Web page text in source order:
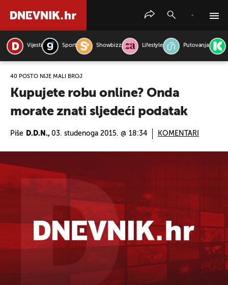
Vijesti Sport Showbizz Lifestyle Putovanja
40 POSTO NIJE MALI BROJ
Kupujete robu online? Onda
morate znati sljedeći podatak
Piše D.D.N., 03. studenoga 2015. @ 18:34 KOMENTARI
PRETRAŽITE VIJESTI